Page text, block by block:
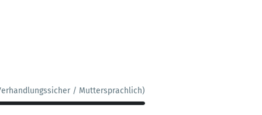
/ Muttersprachlich)